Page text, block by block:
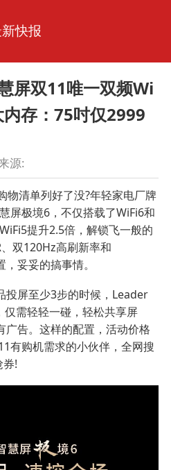
快报
屏双11唯一双频Wi
存：75吋仅2999
源:
清单列好了没?年轻家电厂牌
屏极境6，不仅搭载了WiFi6和
提升2.5倍，解锁飞一般的
双120Hz高刷新率和
妥妥的搞事情。
屏至少3步的时候，Leader
仅需轻轻一碰，轻松共享屏
广告。这样的配置，活动价格
有购机需求的小伙伴，全网搜
券!